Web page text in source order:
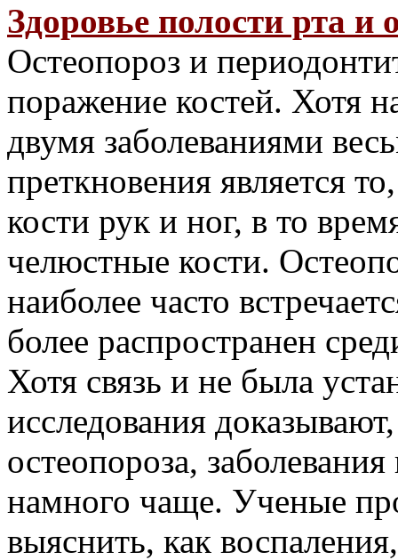
Здоровье полости рта и
Остеопороз и
поражение костей. Хотя
двумя заболеваниями
преткновения является
кости рук и ног, в то
челюстные кости.
наиболее часто
более распространен
Хотя связь и не была
исследования
остеопороза,
намного чаще. Ученые
выяснить, как